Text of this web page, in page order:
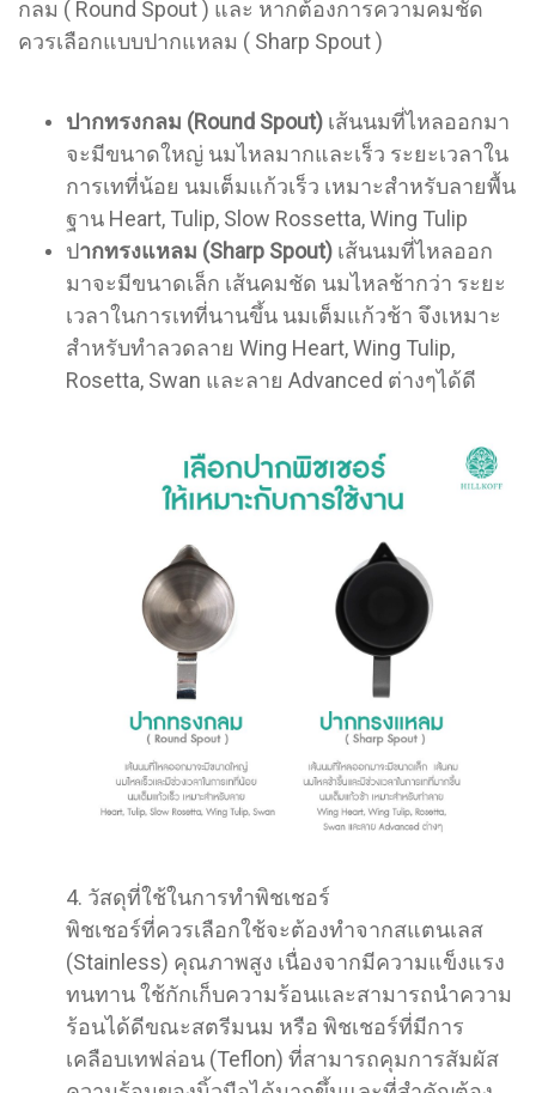
กลม ( Round Spout ) และ หากต้องการความคมชัด
ควรเลือกแบบปากแหลม ( Sharp Spout )
ปากทรงกลม (Round Spout) เส้นนมที่ไหลออกมา
จะมีขนาดใหญ่ นมไหลมากและเร็ว ระยะเวลาใน
การเทที่น้อย นมเต็มแก้วเร็ว เหมาะสำหรับลายพื้น
ฐาน Heart, Tulip, Slow Rossetta, Wing Tulip
ปากทรงแหลม (Sharp Spout) เส้นนมที่ไหลออก
มาจะมีขนาดเล็ก เส้นคมชัด นมไหลช้ากว่า ระยะ
เวลาในการเทที่นานขึ้น นมเต็มแก้วช้า จึงเหมาะ
สำหรับทำลวดลาย Wing Heart, Wing Tulip,
Rosetta, Swan และลาย Advanced ต่างๆได้ดี
4. วัสดุที่ใช้ในการทำพิชเชอร์
พิชเชอร์ที่ควรเลือกใช้จะต้องทำจากสแตนเลส
(Stainless) คุณภาพสูง เนื่องจากมีความแข็งแรง
ทนทาน ใช้กักเก็บความร้อนและสามารถนำความ
ร้อนได้ดีขณะสตรีมนม หรือ พิชเชอร์ที่มีการ
เคลือบเทฟล่อน (Teflon) ที่สามารถคุมการสัมผัส